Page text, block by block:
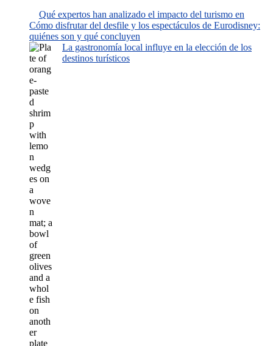
Qué expertos han analizado el impacto del turismo en
Cómo disfrutar del desfile y los espectáculos de Eurodisney:
quiénes son y qué concluyen
La gastronomía local influye en la elección de los
destinos turísticos